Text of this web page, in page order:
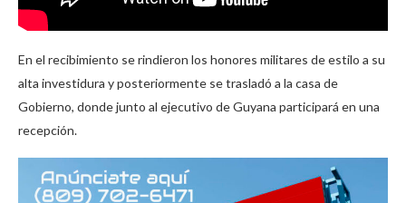
En el recibimiento se rindieron los honores militares de estilo a su
alta investidura y posteriormente se trasladó a la casa de
Gobierno, donde junto al ejecutivo de Guyana participará en una
recepción.